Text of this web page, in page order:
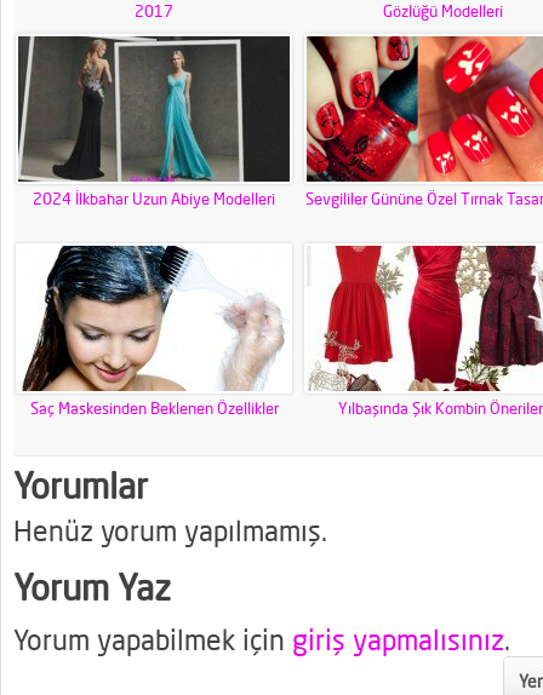
2017
Gözlüğü Modelleri
2024 İlkbahar Uzun Abiye Modelleri Sevgililer Gününe Özel Tırnak
Saç Maskesinden Beklenen Özellikler Yılbaşında Şık Kombin
Yorumlar
Henüz yorum yapılmamış.
Yorum Yaz
Yorum yapabilmek için giriş yapmalısınız.